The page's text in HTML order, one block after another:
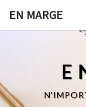
EN MARGE